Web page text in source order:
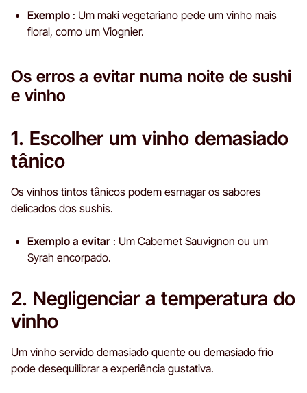
Exemplo : Um maki vegetariano pede um vinho mais
floral, como um Viognier.
Os erros a evitar numa noite de sushi
e vinho
1. Escolher um vinho demasiado
tânico
Os vinhos tintos tânicos podem esmagar os sabores
delicados dos sushis.
Exemplo a evitar : Um Cabernet Sauvignon ou um
Syrah encorpado.
2. Negligenciar a temperatura do
vinho
Um vinho servido demasiado quente ou demasiado frio
pode desequilibrar a experiência gustativa.